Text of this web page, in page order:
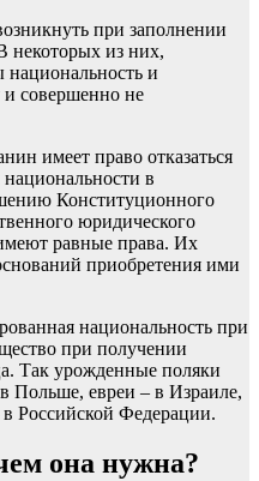
при заполнении
некоторых из них,
и
и совершенно не
имеет право отказаться
национальности в
Конституционного
юридического
равные права. Их
приобретения ими
национальность при
при получении
Так урожденные поляки
Польше, евреи – в Израиле,
Российской Федерации.
она нужна?